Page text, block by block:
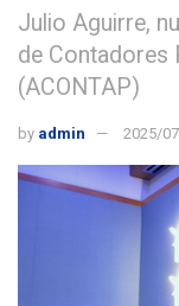
Julio Aguirre,
de Contadores
(ACONTAP)
by admin 2025/